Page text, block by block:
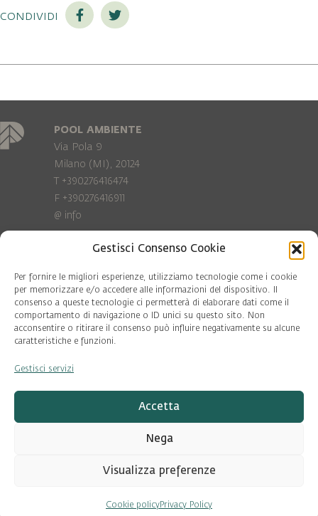
Gestisci Consenso Cookie
Per fornire le migliori esperienze, utilizziamo tecnologie come i cookie
per memorizzare e/o accedere alle informazioni del dispositivo. Il
consenso a queste tecnologie ci permetterà di elaborare dati come il
comportamento di navigazione o ID unici su questo sito. Non
acconsentire o ritirare il consenso può influire negativamente su alcune
caratteristiche e funzioni.
Gestisci servizi
Accetta
Nega
Visualizza preferenze
Cookie policyPrivacy Policy
condividi
POOL AMBIENTE
Via Pola 9
Milano (MI), 20124
T +390276416474
F +390276416911
@ info
Privacy Policy
Cookie policy
COD. FISC. 97081560159
P.IVA 06375640965
© Pool Ambiente 2026
DESIGN & DEVELOPMENT by